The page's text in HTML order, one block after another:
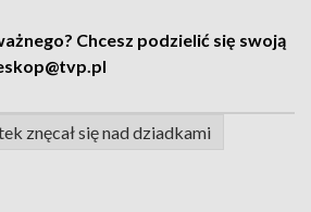
Chcesz podzielić się swoją
znęcał się nad dziadkami